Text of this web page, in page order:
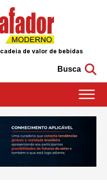
cadeia de valor de bebidas
Busca